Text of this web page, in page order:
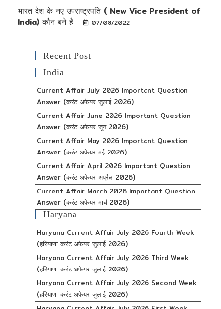
भारत देश के नए उपराष्ट्रपति ( New Vice President of
India) कौन बने है
07/08/2022
Recent Post
India
Current Affair July 2026 Important Question
Answer (करंट अफेयर जुलाई 2026)
Current Affair June 2026 Important Question
Answer (करंट अफेयर जून 2026)
Current Affair May 2026 Important Question
Answer (करंट अफेयर मई 2026)
Current Affair April 2026 Important Question
Answer (करंट अफेयर अप्रैल 2026)
Current Affair March 2026 Important Question
Answer (करंट अफेयर मार्च 2026)
Haryana
Haryana Current Affair July 2026 Fourth Week
(हरियाणा करंट अफेयर जुलाई 2026)
Haryana Current Affair July 2026 Third Week
(हरियाणा करंट अफेयर जुलाई 2026)
Haryana Current Affair July 2026 Second Week
(हरियाणा करंट अफेयर जुलाई 2026)